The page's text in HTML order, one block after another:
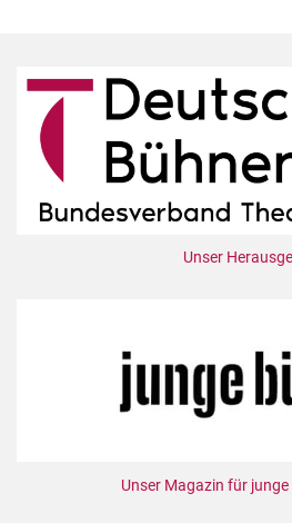
Unser
Unser Magazin für